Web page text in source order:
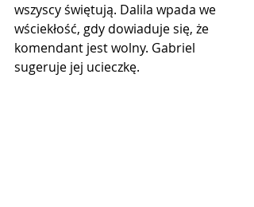
wszyscy świętują. Dalila wpada we
wściekłość, gdy dowiaduje się, że
komendant jest wolny. Gabriel
sugeruje jej ucieczkę.